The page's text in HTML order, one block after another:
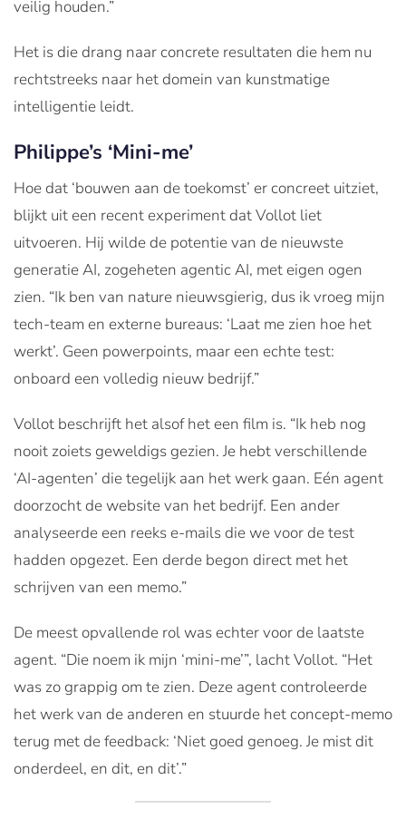
veilig houden.”
Het is die drang naar concrete resultaten die hem nu
rechtstreeks naar het domein van kunstmatige
intelligentie leidt.
Philippe’s ‘Mini-me’
Hoe dat ‘bouwen aan de toekomst’ er concreet uitziet,
blijkt uit een recent experiment dat Vollot liet
uitvoeren. Hij wilde de potentie van de nieuwste
generatie AI, zogeheten agentic AI, met eigen ogen
zien. “Ik ben van nature nieuwsgierig, dus ik vroeg mijn
tech-team en externe bureaus: ‘Laat me zien hoe het
werkt’. Geen powerpoints, maar een echte test:
onboard een volledig nieuw bedrijf.”
Vollot beschrijft het alsof het een film is. “Ik heb nog
nooit zoiets geweldigs gezien. Je hebt verschillende
‘AI-agenten’ die tegelijk aan het werk gaan. Eén agent
doorzocht de website van het bedrijf. Een ander
analyseerde een reeks e-mails die we voor de test
hadden opgezet. Een derde begon direct met het
schrijven van een memo.”
De meest opvallende rol was echter voor de laatste
agent. “Die noem ik mijn ‘mini-me’”, lacht Vollot. “Het
was zo grappig om te zien. Deze agent controleerde
het werk van de anderen en stuurde het concept-memo
terug met de feedback: ‘Niet goed genoeg. Je mist dit
onderdeel, en dit, en dit’.”